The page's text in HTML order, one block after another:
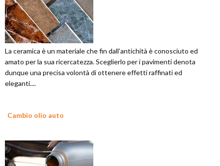
La ceramica è un materiale che fin dall’antichità è conosciuto ed
amato per la sua ricercatezza. Sceglierlo per i pavimenti denota
dunque una precisa volontà di ottenere effetti raffinati ed
eleganti....
Cambio olio auto